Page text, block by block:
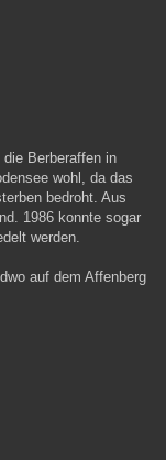
Berberaffen in
wohl, da das
bedroht. Aus
1986 konnte sogar
werden.
auf dem Affenberg